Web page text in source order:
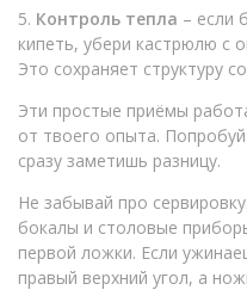
5. Контроль тепла – если
кипеть, убери кастрюлю с
Это сохраняет структуру
Эти простые приёмы
от твоего опыта.
сразу заметишь разницу.
Не забывай про
бокалы и столовые
первой ложки. Если
правый верхний угол, а